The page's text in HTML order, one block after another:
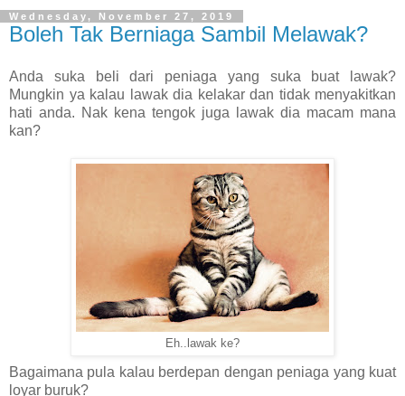
Wednesday, November 27, 2019
Boleh Tak Berniaga Sambil Melawak?
Anda suka beli dari peniaga yang suka buat lawak?
Mungkin ya kalau lawak dia kelakar dan tidak menyakitkan
hati anda. Nak kena tengok juga lawak dia macam mana
kan?
Eh..lawak ke?
Bagaimana pula kalau berdepan dengan peniaga yang kuat
loyar buruk?